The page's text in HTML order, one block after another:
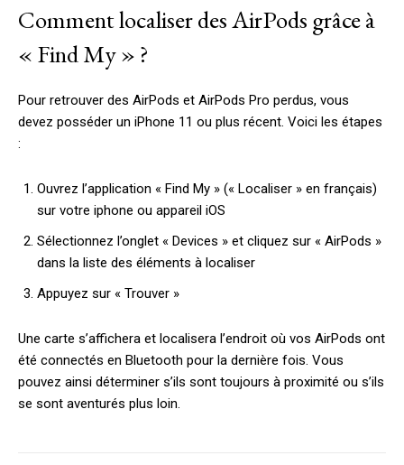
Comment localiser des AirPods grâce à
« Find My » ?
Pour retrouver des AirPods et AirPods Pro perdus, vous
devez posséder un iPhone 11 ou plus récent. Voici les étapes
:
Ouvrez l’application « Find My » (« Localiser » en français)
sur votre iphone ou appareil iOS
Sélectionnez l’onglet « Devices » et cliquez sur « AirPods »
dans la liste des éléments à localiser
Appuyez sur « Trouver »
Une carte s’affichera et localisera l’endroit où vos AirPods ont
été connectés en Bluetooth pour la dernière fois. Vous
pouvez ainsi déterminer s’ils sont toujours à proximité ou s’ils
se sont aventurés plus loin.